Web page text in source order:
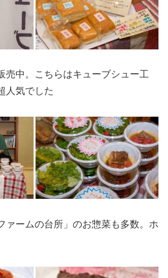
売中。こちらはキューブシュー工
人気でした
ァームの台所」のお惣菜も多数。ホ